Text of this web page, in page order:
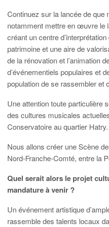
Continuez sur la lancée de que
notamment mettre en œuvre le
créant un centre
patrimoine et une aire de
de la rénovation et l’animation
d’événementiels populaires et
population de se rassembler et
Une attention toute particulière
des cultures musicales
Conservatoire au quartier Hatry.
Nous allons créer une Scène
Nord-Franche-Comté, entre la
Quel serait alors le projet
mandature à venir ?
Un événement artistique
rassemble des talents locaux